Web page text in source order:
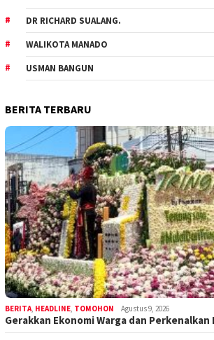
DR RICHARD SUALANG.
WALIKOTA MANADO
USMAN BANGUN
BERITA TERBARU
BERITA HEADLINE TOMOHON Agustus 9, 2026
Gerakkan Ekonomi Warga dan Perkenalkan